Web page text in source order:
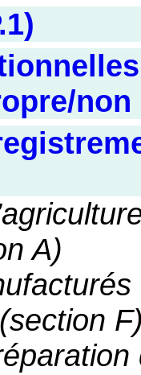
non
A)